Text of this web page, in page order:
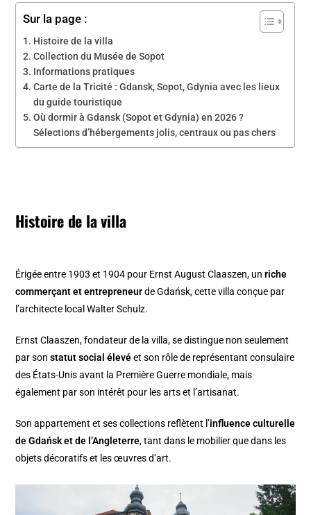
Sur la page :
Histoire de la villa
Collection du Musée de Sopot
Informations pratiques
Carte de la Tricité : Gdansk, Sopot, Gdynia avec les lieux
du guide touristique
Où dormir à Gdansk (Sopot et Gdynia) en 2026 ?
Sélections d’hébergements jolis, centraux ou pas chers
Histoire de la villa
Érigée entre 1903 et 1904 pour Ernst August Claaszen, un riche
commerçant et entrepreneurde Gdańsk, cette villa conçue par
l’architecte local Walter Schulz.
Ernst Claaszen, fondateur de la villa, se distingue non seulement
par sonstatut social élevéet son rôle de représentant consulaire
des États-Unis avant la Première Guerre mondiale, mais
également par son intérêt pour les arts et l’artisanat.
Son appartement et ses collections reflètent l’influence culturelle
de Gdańsk et de l’Angleterre, tant dans le mobilier que dans les
objets décoratifs et les œuvres d’art.